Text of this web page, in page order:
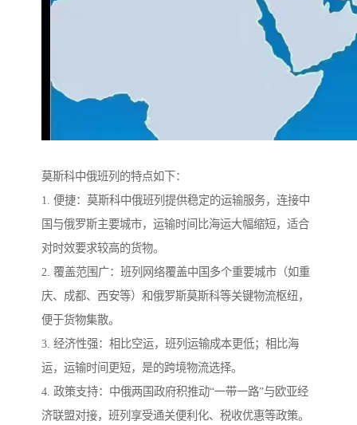
莫斯科中俄班列的特点如下：
1. 便捷：莫斯科中俄班列提供稳定的运输服务，连接中
国与俄罗斯主要城市，运输时间比海运大幅缩短，适合
对时效要求较高的货物。
2. 覆盖范围广：班列网络覆盖中国多个重要城市（如重
庆、成都、西安等）和俄罗斯莫斯科等关键物流枢纽，
便于货物集散。
3. 经济性强：相比空运，班列运输成本更低；相比海
运，运输时间更短，是的跨境物流选择。
4. 政策支持：中俄两国政府积推动“一带一路”与欧亚经
济联盟对接，班列享受通关便利化、税收优惠等政策。